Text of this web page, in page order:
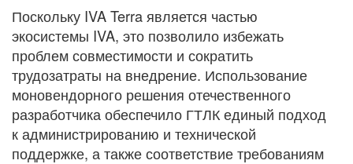
Поскольку IVA Terra является частью
экосистемы IVA, это позволило избежать
проблем совместимости и сократить
трудозатраты на внедрение. Использование
моновендорного решения отечественного
разработчика обеспечило ГТЛК единый подход
к администрированию и технической
поддержке, а также соответствие требованиям